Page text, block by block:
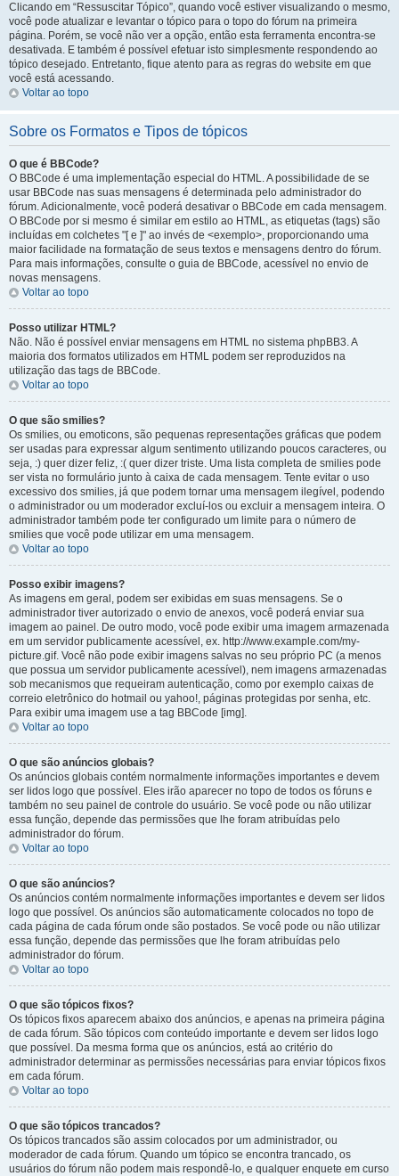
Clicando em “Ressuscitar Tópico”, quando você estiver visualizando o mesmo,
você pode atualizar e levantar o tópico para o topo do fórum na primeira
página. Porém, se você não ver a opção, então esta ferramenta encontra-se
desativada. E também é possível efetuar isto simplesmente respondendo ao
tópico desejado. Entretanto, fique atento para as regras do website em que
você está acessando.
Voltar ao topo
Sobre os Formatos e Tipos de tópicos
O que é BBCode?
O BBCode é uma implementação especial do HTML. A possibilidade de se
usar BBCode nas suas mensagens é determinada pelo administrador do
fórum. Adicionalmente, você poderá desativar o BBCode em cada mensagem.
O BBCode por si mesmo é similar em estilo ao HTML, as etiquetas (tags) são
incluídas em colchetes "[ e ]" ao invés de <exemplo>, proporcionando uma
maior facilidade na formatação de seus textos e mensagens dentro do fórum.
Para mais informações, consulte o guia de BBCode, acessível no envio de
novas mensagens.
Voltar ao topo
Posso utilizar HTML?
Não. Não é possível enviar mensagens em HTML no sistema phpBB3. A
maioria dos formatos utilizados em HTML podem ser reproduzidos na
utilização das tags de BBCode.
Voltar ao topo
O que são smilies?
Os smilies, ou emoticons, são pequenas representações gráficas que podem
ser usadas para expressar algum sentimento utilizando poucos caracteres, ou
seja, :) quer dizer feliz, :( quer dizer triste. Uma lista completa de smilies pode
ser vista no formulário junto à caixa de cada mensagem. Tente evitar o uso
excessivo dos smilies, já que podem tornar uma mensagem ilegível, podendo
o administrador ou um moderador excluí-los ou excluir a mensagem inteira. O
administrador também pode ter configurado um limite para o número de
smilies que você pode utilizar em uma mensagem.
Voltar ao topo
Posso exibir imagens?
As imagens em geral, podem ser exibidas em suas mensagens. Se o
administrador tiver autorizado o envio de anexos, você poderá enviar sua
imagem ao painel. De outro modo, você pode exibir uma imagem armazenada
em um servidor publicamente acessível, ex. http://www.example.com/my-
picture.gif. Você não pode exibir imagens salvas no seu próprio PC (a menos
que possua um servidor publicamente acessível), nem imagens armazenadas
sob mecanismos que requeiram autenticação, como por exemplo caixas de
correio eletrônico do hotmail ou yahoo!, páginas protegidas por senha, etc.
Para exibir uma imagem use a tag BBCode [img].
Voltar ao topo
O que são anúncios globais?
Os anúncios globais contém normalmente informações importantes e devem
ser lidos logo que possível. Eles irão aparecer no topo de todos os fóruns e
também no seu painel de controle do usuário. Se você pode ou não utilizar
essa função, depende das permissões que lhe foram atribuídas pelo
administrador do fórum.
Voltar ao topo
O que são anúncios?
Os anúncios contém normalmente informações importantes e devem ser lidos
logo que possível. Os anúncios são automaticamente colocados no topo de
cada página de cada fórum onde são postados. Se você pode ou não utilizar
essa função, depende das permissões que lhe foram atribuídas pelo
administrador do fórum.
Voltar ao topo
O que são tópicos fixos?
Os tópicos fixos aparecem abaixo dos anúncios, e apenas na primeira página
de cada fórum. São tópicos com conteúdo importante e devem ser lidos logo
que possível. Da mesma forma que os anúncios, está ao critério do
administrador determinar as permissões necessárias para enviar tópicos fixos
em cada fórum.
Voltar ao topo
O que são tópicos trancados?
Os tópicos trancados são assim colocados por um administrador, ou
moderador de cada fórum. Quando um tópico se encontra trancado, os
usuários do fórum não podem mais respondê-lo, e qualquer enquete em curso